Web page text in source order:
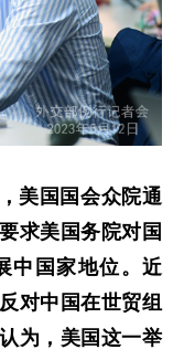
美国国会众院通
求美国务院对国
中国家地位。近
对中国在世贸组
为，美国这一举